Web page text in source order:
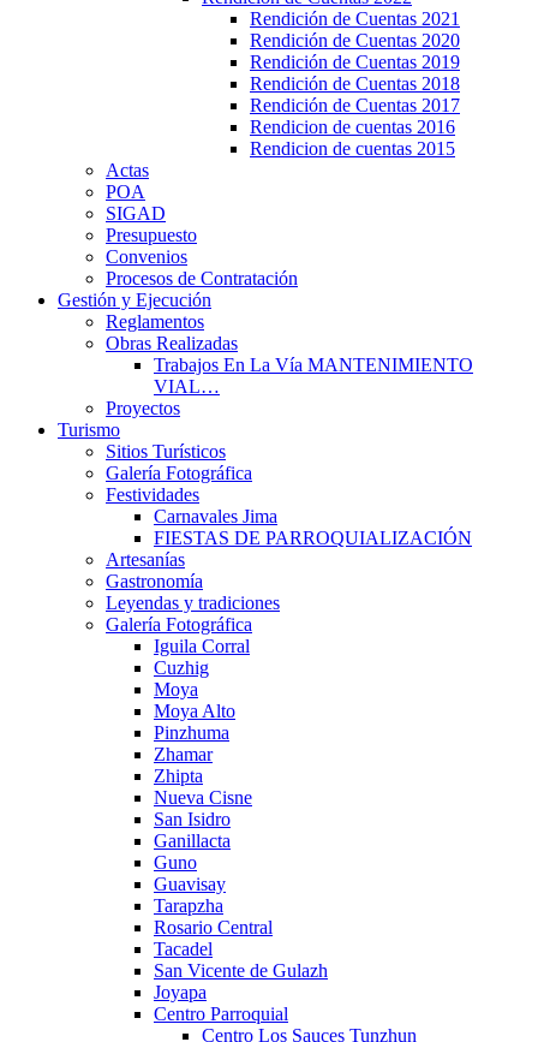
Rendición de Cuentas 2021
Rendición de Cuentas 2020
Rendición de Cuentas 2019
Rendición de Cuentas 2018
Rendición de Cuentas 2017
Rendicion de cuentas 2016
Rendicion de cuentas 2015
Actas
POA
SIGAD
Presupuesto
Convenios
Procesos de Contratación
Gestión y Ejecución
Reglamentos
Obras Realizadas
Trabajos En La Vía MANTENIMIENTO
VIAL…
Proyectos
Turismo
Sitios Turísticos
Galería Fotográfica
Festividades
Carnavales Jima
FIESTAS DE PARROQUIALIZACIÓN
Artesanías
Gastronomía
Leyendas y tradiciones
Galería Fotográfica
Iguila Corral
Cuzhig
Moya
Moya Alto
Pinzhuma
Zhamar
Zhipta
Nueva Cisne
San Isidro
Ganillacta
Guno
Guavisay
Tarapzha
Rosario Central
Tacadel
San Vicente de Gulazh
Joyapa
Centro Parroquial
Centro Los Sauces Tunzhun